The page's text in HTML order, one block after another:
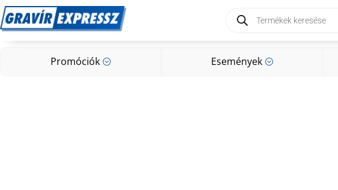
search
Promóciók ; Események ;
Promóciók; Események